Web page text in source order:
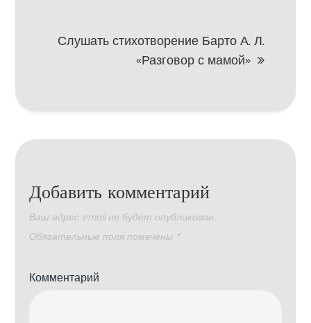
Слушать стихотворение Барто А. Л.
«Разговор с мамой»
Добавить комментарий
Ваш адрес email не будет опубликован.
Обязательные поля помечены *
Комментарий